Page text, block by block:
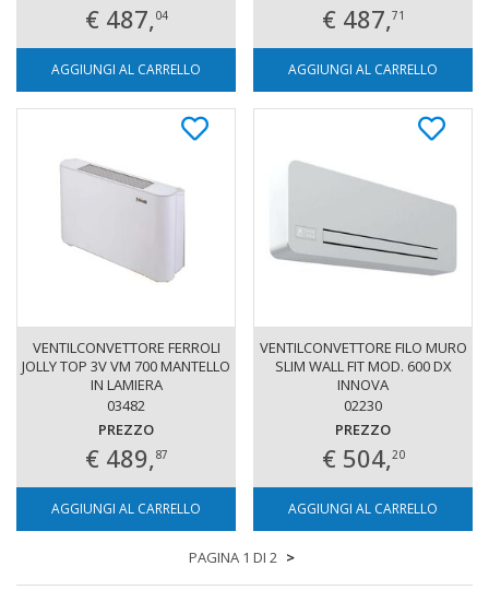
€ 487,04
AGGIUNGI AL CARRELLO
€ 487,71
AGGIUNGI AL CARRELLO
VENTILCONVETTORE FERROLI
JOLLY TOP 3V VM 700 MANTELLO
IN LAMIERA
03482
PREZZO
€ 489,87
AGGIUNGI AL CARRELLO
VENTILCONVETTORE FILO MURO
SLIM WALL FIT MOD. 600 DX
INNOVA
02230
PREZZO
€ 504,20
AGGIUNGI AL CARRELLO
PAGINA 1 DI 2 >